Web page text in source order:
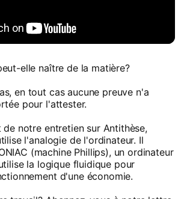
elle naître de la matière?
en tout cas aucune preuve n'a
pour l'attester.
notre entretien sur Antithèse,
l'analogie de l'ordinateur. Il
(machine Phillips), un ordinateur
la logique fluidique pour
d'une économie.